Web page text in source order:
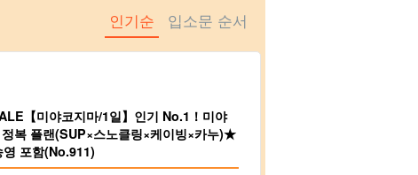
인기순 입소문 순서
【미야코지마/1일】인기 No.1！미야
복 플랜(SUP×스노클링×케이빙×카누)★
포함(No.911)